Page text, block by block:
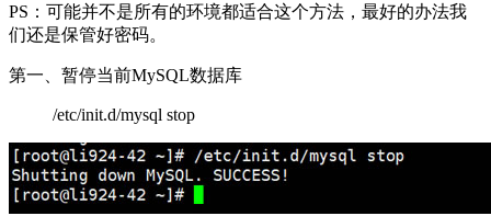
PS：可能并不是所有的环境都适合这个方法，最好的办法我
们还是保管好密码。
第一、暂停当前MySQL数据库
/etc/init.d/mysql stop